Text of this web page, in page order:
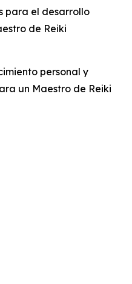
para el desarrollo
de Reiki
personal y
un Maestro de Reiki